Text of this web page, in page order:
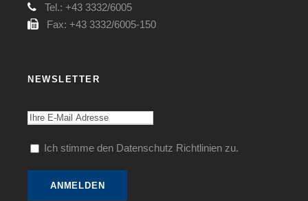
Tel.: +43 3332/6005
Fax: +43 3332/6005-150
NEWSLETTER
Ich stimme den Datenschutz Richtlinien zu.